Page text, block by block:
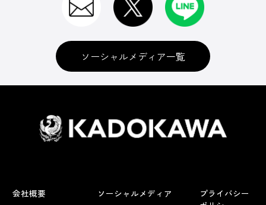
ソーシャルメディア一覧
会社概要 ソーシャルメディア
プライバシー